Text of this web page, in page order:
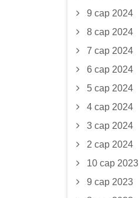
9 сар 2024
8 сар 2024
7 сар 2024
6 сар 2024
5 сар 2024
4 сар 2024
3 сар 2024
2 сар 2024
10 сар 2023
9 сар 2023